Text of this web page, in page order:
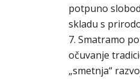
potpuno
skladu s
7. Smatramo
očuvanje
„smetnja“